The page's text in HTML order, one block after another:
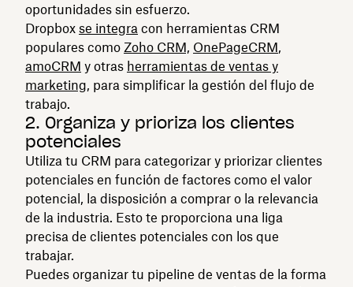
oportunidades sin esfuerzo.
Dropbox se integra con herramientas CRM
populares como Zoho CRM, OnePageCRM,
amoCRM y otras herramientas de ventas y
marketing, para simplificar la gestión del flujo de
trabajo.
2. Organiza y prioriza los clientes
potenciales
Utiliza tu CRM para categorizar y priorizar clientes
potenciales en función de factores como el valor
potencial, la disposición a comprar o la relevancia
de la industria. Esto te proporciona una liga
precisa de clientes potenciales con los que
trabajar.
Puedes organizar tu pipeline de ventas de la forma